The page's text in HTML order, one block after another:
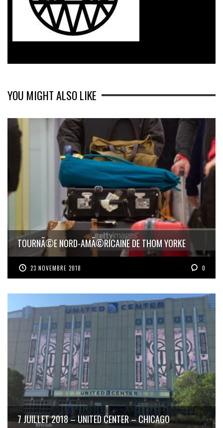
YOU MIGHT ALSO LIKE
TOURNÃ©E NORD-AMÃ©RICAINE DE THOM YORKE
23 NOVEMBRE 2018 0
7 JUILLET 2018 – UNITED CENTER – CHICAGO